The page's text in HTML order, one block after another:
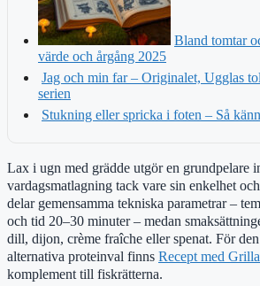
Bland tomtar
värde och årgång 2025
Jag och min far – Originalet, Ugglas
serien
Stukning eller spricka i foten – Så
Lax i ugn med grädde utgör en grundpelare
vardagsmatlagning tack vare sin enkelhet
delar gemensamma tekniska parametrar –
och tid 20–30 minuter – medan
dill, dijon, crème fraîche eller spenat. För
alternativa proteinval finns Recept med
komplement till fiskrätterna.